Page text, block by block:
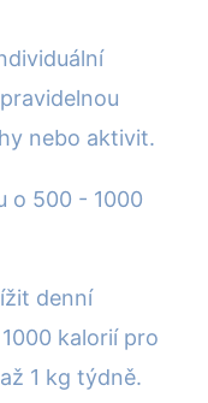
nebo aktivit.
o 500 - 1000
denní
kalorií pro
1 kg týdně.